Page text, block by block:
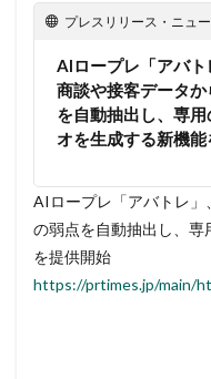
プレスリリース・ニュー
AIロープレ「アバ
商談や接客データ
を自動抽出し、専用
オを生成する新機
AIロープレ「アバトレ」
の弱点を自動抽出し、
を提供開始
https://prtimes.jp/main/